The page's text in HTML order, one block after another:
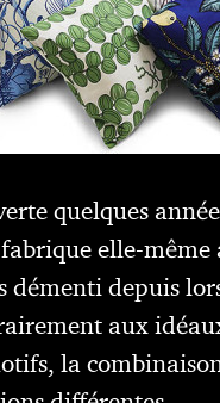
quelques
elle-
démenti depuis
aux
la